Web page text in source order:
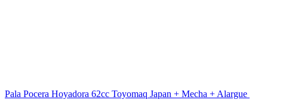
Pala Pocera Hoyadora 62cc Toyomaq Japan + Mecha + Alargue